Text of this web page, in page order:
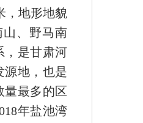
，地形地貌
、野马南
，是甘肃河
源地，也是
量最多的区
年盐池湾